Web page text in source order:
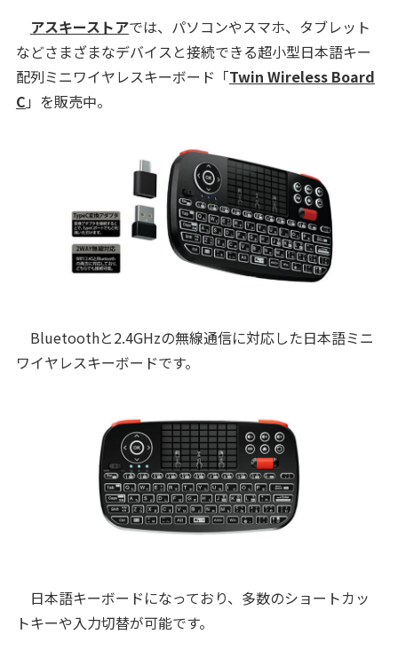
アスキーストアでは、パソコンやスマホ、タブレット
などさまざまなデバイスと接続できる超小型日本語キー
配列ミニワイヤレスキーボード「Twin Wireless Board
C 」を販売中。
Bluetoothと2.4GHzの無線通信に対応した日本語ミニ
ワイヤレスキーボードです。
日本語キーボードになっており、多数のショートカッ
トキーや入力切替が可能です。